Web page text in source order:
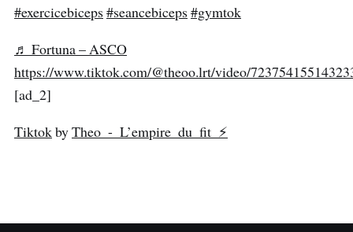
#exercicebiceps#seancebiceps#gymtok
♬ Fortuna – ASCO
https://www.tiktok.com/@theoo.lrt/video/
[ad_2]
TiktokbyTheo - L’empire du fit ⚡️